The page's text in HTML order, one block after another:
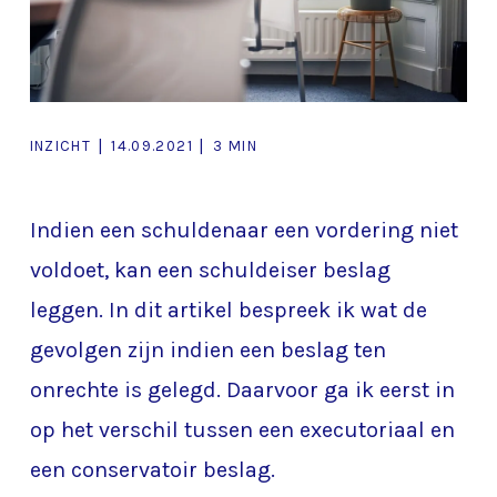
INZICHT 14.09.2021 3 MIN
Indien een schuldenaar een vordering niet
voldoet, kan een schuldeiser beslag
leggen. In dit artikel bespreek ik wat de
gevolgen zijn indien een beslag ten
onrechte is gelegd. Daarvoor ga ik eerst in
op het verschil tussen een executoriaal en
een conservatoir beslag.